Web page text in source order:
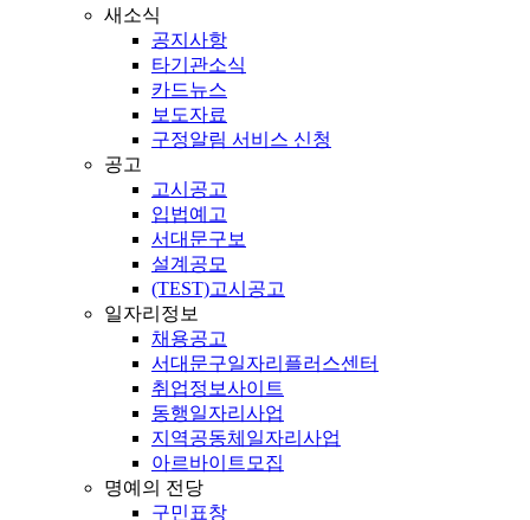
새소식
공지사항
타기관소식
카드뉴스
보도자료
구정알림 서비스 신청
공고
고시공고
입법예고
서대문구보
설계공모
(TEST)고시공고
일자리정보
채용공고
서대문구일자리플러스센터
취업정보사이트
동행일자리사업
지역공동체일자리사업
아르바이트모집
명예의 전당
구민표창